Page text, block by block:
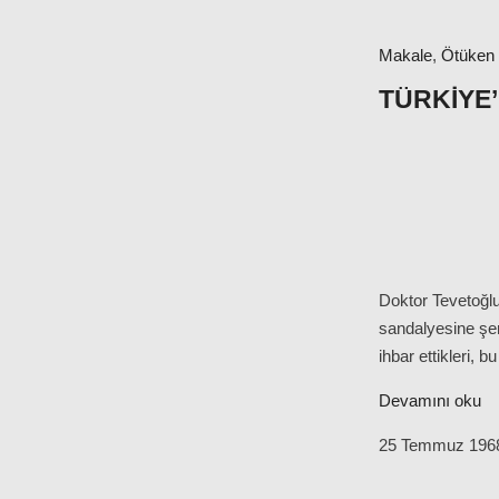
Makale, Ötüken
Doktor
sandalyesine
ihbar ettikleri,
Devamını oku
25 Temmuz